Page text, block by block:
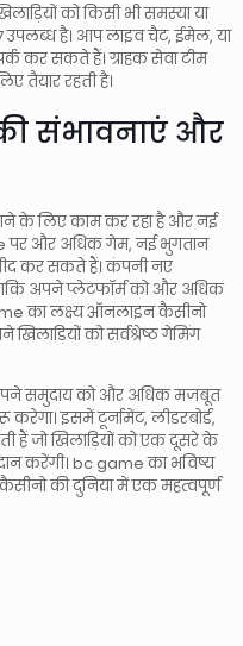
को किसी भी समस्या या
है। आप लाइव चैट, ईमेल, या
कर सकते हैं। ग्राहक सेवा टीम
तैयार रहती है।
संभावनाएं और
के लिए काम कर रहा है और नई
पर और अधिक गेम, नई भुगतान
कर सकते हैं। कंपनी नए
अपने प्लेटफॉर्म को और अधिक
का लक्ष्य ऑनलाइन कैसीनो
को सर्वश्रेष्ठ गेमिंग
समुदाय को और अधिक मजबूत
इसमें टूर्नामेंट, लीडरबोर्ड,
हैं जो खिलाड़ियों को एक दूसरे के
करेंगी। bc game का भविष्य
की दुनिया में एक महत्वपूर्ण